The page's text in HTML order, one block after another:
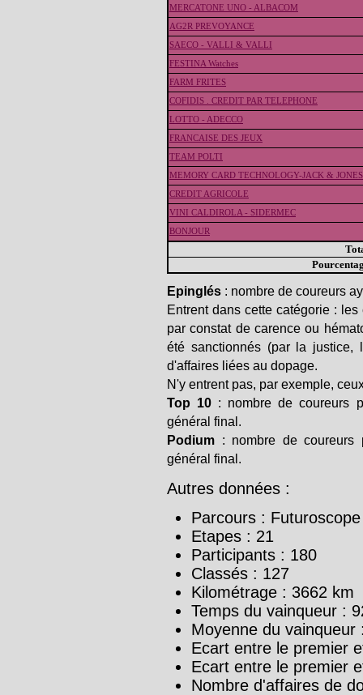
MERCATONE UNO - ALBACOM
AG2R PREVOYANCE
SAECO - VALLI & VALLI
FESTINA Watches
FARM FRITES
COFIDIS . CREDIT PAR TELEPHONE
LOTTO - ADECCO
FRANCAISE DES JEUX
TEAM POLTI
MEMORY CARD TECHNOLOGY-JACK & JONES
CREDIT AGRICOLE
VINI CALDIROLA - SIDERMEC
BONJOUR
Epinglés : nombre de coureurs
Entrent dans cette catégorie :
par constat de carence ou
été sanctionnés (par la justice,
d'affaires liées au dopage.
N'y entrent pas, par exemple,
Top 10 : nombre de coureurs
général final.
Podium : nombre de coureurs
général final.
Autres données :
Parcours :
Etapes : 21
Participants : 180
Classés : 127
Kilométrage : 3662 km
Temps du vainqueur :
Moyenne du vainqueur
Ecart entre le premier
Ecart entre le premier
Nombre d'affaires de